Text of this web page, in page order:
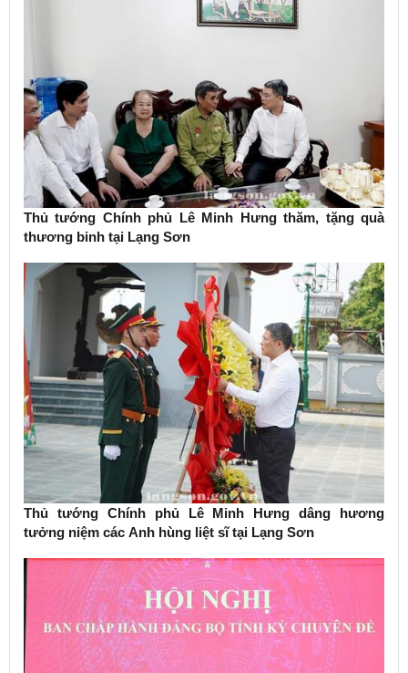
Thủ tướng Chính phủ Lê Minh Hưng thăm, tặng quà
thương binh tại Lạng Sơn
Thủ tướng Chính phủ Lê Minh Hưng dâng hương
tưởng niệm các Anh hùng liệt sĩ tại Lạng Sơn